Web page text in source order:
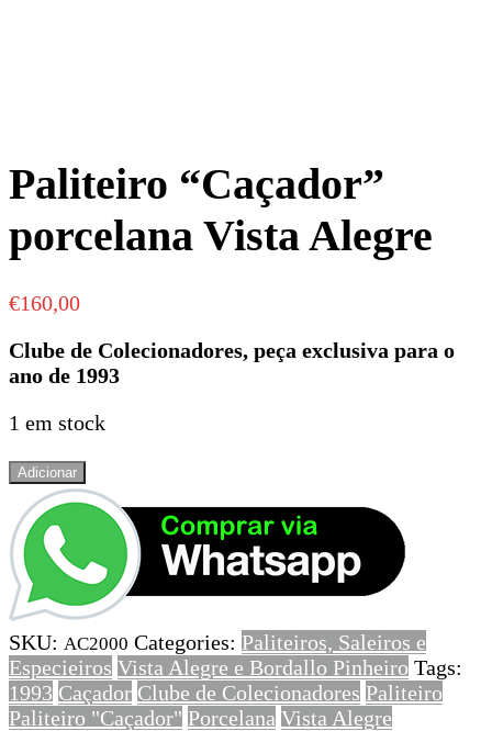
Paliteiro “Caçador”
porcelana Vista Alegre
€160,00
Clube de Colecionadores, peça exclusiva para o
ano de 1993
1 em stock
Quantidade
Paliteiro
“Caçador”
porcelana
Vista
Alegre
Adicionar
SKU: AC2000 Categories: Paliteiros, Saleiros e
Especieiros Vista Alegre e Bordallo Pinheiro Tags:
1993 Caçador Clube de Colecionadores Paliteiro
Paliteiro "Caçador" Porcelana Vista Alegre